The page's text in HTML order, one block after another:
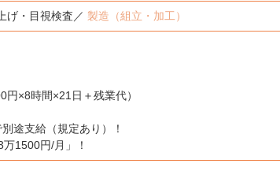
げ・目視検査／ 製造（組立・加工）
×8時間×21日＋残業代）
途支給（規定あり）！
1500円/月」！